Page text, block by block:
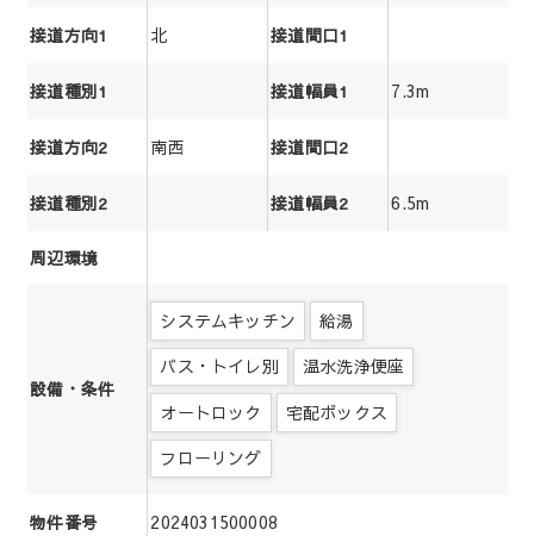
接道方向1 北 接道間口1
接道種別1 接道幅員1 7.3m
接道方向2 南西 接道間口2
接道種別2 接道幅員2 6.5m
周辺環境
設備・条件
システムキッチン
給湯
バス・トイレ別
温水洗浄便座
オートロック
宅配ボックス
フローリング
物件番号 2024031500008